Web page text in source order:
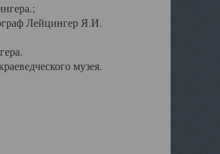
Лейцингер Я.И.
музея.